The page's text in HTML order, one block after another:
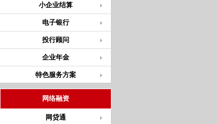
小企业结算
电子银行
投行顾问
企业年金
特色服务方案
网络融资
网贷通